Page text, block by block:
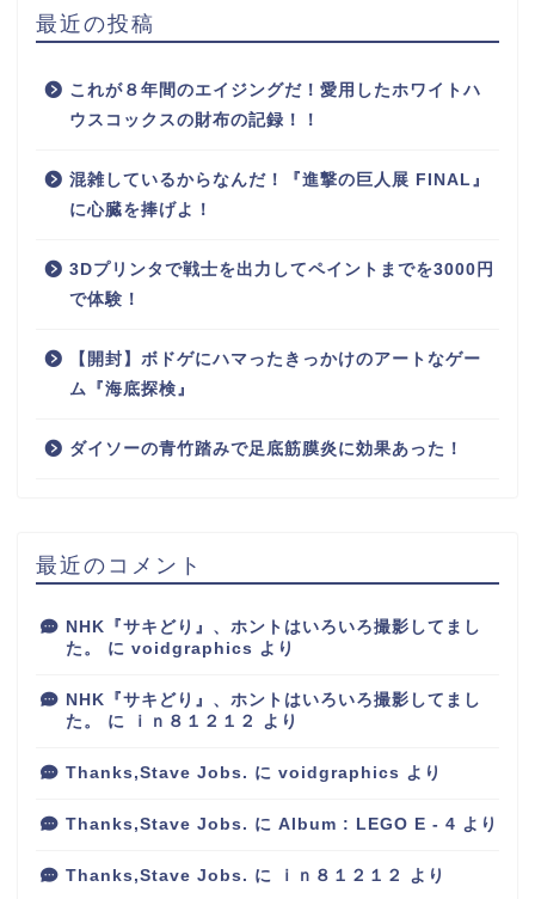
最近の投稿
これが８年間のエイジングだ！愛用したホワイトハ
ウスコックスの財布の記録！！
混雑しているからなんだ！『進撃の巨人展 FINAL』
に心臓を捧げよ！
3Dプリンタで戦士を出力してペイントまでを3000円
で体験！
【開封】ボドゲにハマったきっかけのアートなゲー
ム『海底探検』
ダイソーの青竹踏みで足底筋膜炎に効果あった！
最近のコメント
NHK『サキどり』、ホントはいろいろ撮影してまし
た。
に voidgraphics より
NHK『サキどり』、ホントはいろいろ撮影してまし
た。
に ｉｎ８１２１２ より
Thanks,Stave Jobs. に voidgraphics より
Thanks,Stave Jobs. に Album : LEGO E - 4 より
Thanks,Stave Jobs. に ｉｎ８１２１２ より